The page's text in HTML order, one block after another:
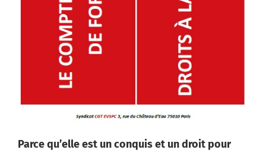
Parce qu’elle est un conquis et un droit pour